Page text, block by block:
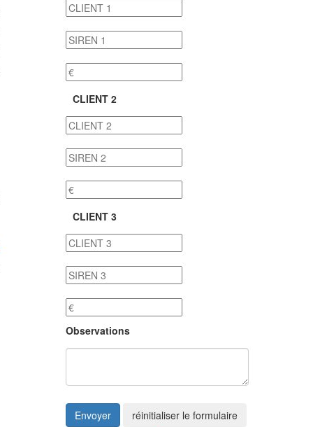
CLIENT 2
CLIENT 3
Observations
Envoyer
réinitialiser le formulaire